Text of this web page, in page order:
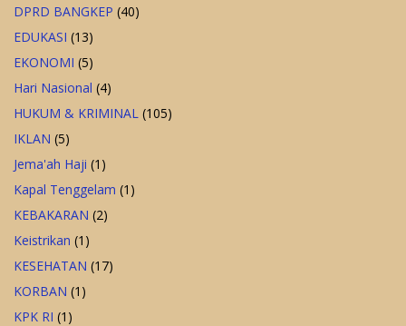
DPRD BANGKEP (40)
EDUKASI (13)
EKONOMI (5)
Hari Nasional (4)
HUKUM & KRIMINAL (105)
IKLAN (5)
Jema'ah Haji (1)
Kapal Tenggelam (1)
KEBAKARAN (2)
Keistrikan (1)
KESEHATAN (17)
KORBAN (1)
KPK RI (1)